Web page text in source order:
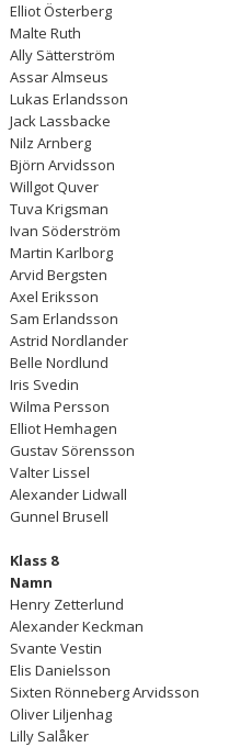
Elliot Österberg
Malte Ruth
Ally Sätterström
Assar Almseus
Lukas Erlandsson
Jack Lassbacke
Nilz Arnberg
Björn Arvidsson
Willgot Quver
Tuva Krigsman
Ivan Söderström
Martin Karlborg
Arvid Bergsten
Axel Eriksson
Sam Erlandsson
Astrid Nordlander
Belle Nordlund
Iris Svedin
Wilma Persson
Elliot Hemhagen
Gustav Sörensson
Valter Lissel
Alexander Lidwall
Gunnel Brusell
Klass 8
Namn
Henry Zetterlund
Alexander Keckman
Svante Vestin
Elis Danielsson
Sixten Rönneberg Arvidsson
Oliver Liljenhag
Lilly Salåker